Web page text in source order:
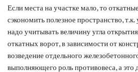
Если места на участке мало, то
сэкономить полезное пространство,
надо учитывать величину угла
откатных ворот, в зависимости от
возведение отдельного
выполняющего роль противовеса, а это